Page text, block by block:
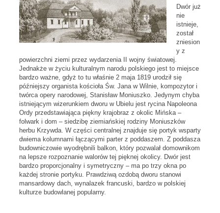
Dwór już
nie
istnieje,
został
zniesion
y z
powierzchni ziemi przez wydarzenia II wojny światowej.
Jednakże w życiu kulturalnym narodu polskiego jest to miejsce
bardzo ważne, gdyż to tu właśnie 2 maja 1819 urodził się
późniejszy organista kościoła Św. Jana w Wilnie, kompozytor i
twórca opery narodowej, Stanisław Moniuszko. Jedynym chyba
istniejącym wizerunkiem dworu w Ubielu jest rycina Napoleona
Ordy przedstawiająca piękny krajobraz z okolic Mińska –
folwark i dom – siedzibę ziemiańskiej rodziny Moniuszków
herbu Krzywda. W części centralnej znajduje się portyk wsparty
dwiema kolumnami łączącymi parter z poddaszem. Z poddasza
budowniczowie wyodrębnili balkon, który pozwalał domownikom
na lepsze rozpoznanie walorów tej pięknej okolicy. Dwór jest
bardzo proporcjonalny i symetryczny – ma po trzy okna po
każdej stronie portyku. Prawdziwą ozdobą dworu stanowi
mansardowy dach, wynalazek francuski, bardzo w polskiej
kulturze budowlanej popularny.